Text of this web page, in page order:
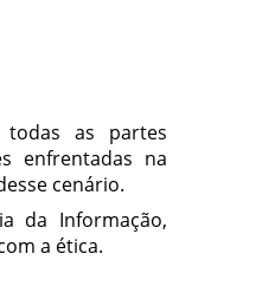
todas as partes
enfrentadas na
cenário.
da Informação,
a ética.